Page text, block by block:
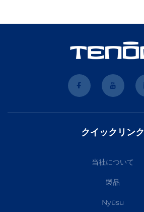
クイックリンク
当社について
製品
Nyūsu